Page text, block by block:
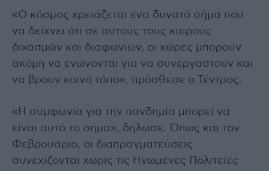
«Ο κόσμος χρειάζεται ένα δυνατό σήμα που
να δείχνει ότι σε αυτούς τους καιρούς
διχασμών και διαφωνιών, οι χώρες μπορούν
ακόμη να ενώνονται για να συνεργαστούν και
να βρουν κοινό τόπο», πρόσθεσε ο Τέντρος.
«Η συμφωνία για την πανδημία μπορεί να
είναι αυτό το σήμα», δήλωσε. Όπως και τον
Φεβρουάριο, οι διαπραγματεύσεις
συνεχίζονται χωρίς τις Ηνωμένες Πολιτείες